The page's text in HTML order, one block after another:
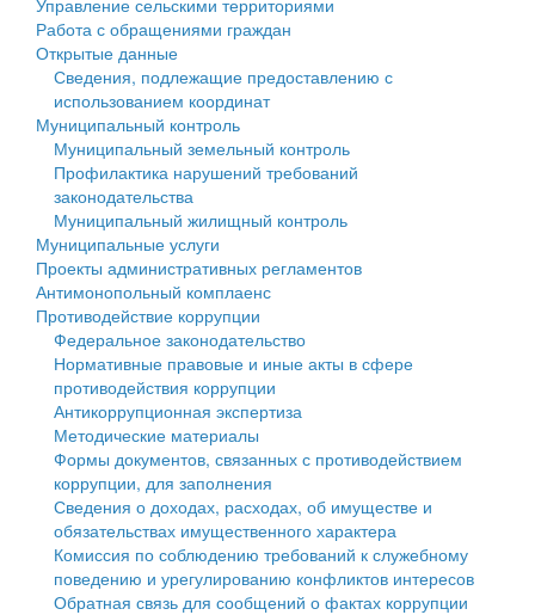
Антимонопольный комплаенс
Противодействие коррупции
Муниципальные программы
Контрольно-счетная палата
Персональные данные
Оценка регулирующего воздействия
Деятельность МУ
Нормативы градостроительного проектирования
Правила землепользования и застройки
Генеральные планы
Проекты планировки территории
Собрание депутатов
Городское поселение
Сельские поселения
Работа с обращениями граждан
Открытые данные
Сведения, подлежащие предоставлению с
использованием координат
Муниципальный контроль
Муниципальный земельный контроль
Профилактика нарушений требований
законодательства
Муниципальный жилищный контроль
Муниципальные услуги
Проекты административных регламентов
Антимонопольный комплаенс
Противодействие коррупции
Федеральное законодательство
Нормативные правовые и иные акты в сфере
противодействия коррупции
Антикоррупционная экспертиза
Методические материалы
Формы документов, связанных с противодействием
коррупции, для заполнения
Сведения о доходах, расходах, об имуществе и
обязательствах имущественного характера
Комиссия по соблюдению требований к служебному
поведению и урегулированию конфликтов интересов
Обратная связь для сообщений о фактах коррупции